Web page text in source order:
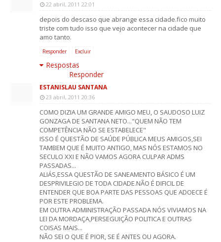
22 abril, 2011 22:01
depois do descaso que abrange essa cidade.fico muito
triste com tudo isso que vejo acontecer na cidade que
amo tanto.
Responder Excluir
Respostas
Responder
ESTANISLAU SANTANA
23 abril, 2011 20:36
COMO DIZIA UM GRANDE AMIGO MEU, O SAUDOSO LUIZ
GONZAGA DE SANTANA NETO..."QUEM NÃO TEM
COMPETÊNCIA NÃO SE ESTABELECE"
ISSO É QUESTÃO DE SAÚDE PÚBLICA MEUS AMIGOS,SEI
TAMBEM QUE É MUITO ANTIGO, MAS NÓS ESTAMOS NO
SECULO XXI E NÃO VAMOS AGORA CULPAR ADMS
PASSADAS...
ALIÁS,ESSA QUESTÃO DE SANEAMENTO BÁSICO É UM
DESPRIVILEGIO DE TODA CIDADE.NÃO É DIFICIL DE
ENTENDER QUE BOA PARTE DAS PESSOAS QUE ADOECE É
POR ESTE PROBLEMA.
EM OUTRA ADMINISTRAÇÃO PASSADA NÓS VIVIAMOS NA
LEI DA MORDAÇA,PERSEGUIÇÃO POLITICA E OUTRAS
COISAS MAIS...
NÃO SEI O QUE É PIOR, SE É ANTES OU AGORA.